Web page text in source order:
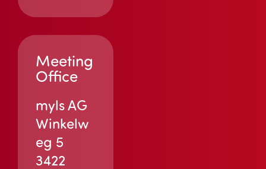
Meeting
Office
myls AG
Winkelw
eg 5
3422